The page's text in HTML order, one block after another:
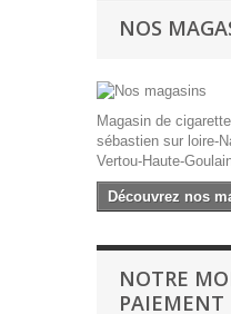
NOS
Magasin de
sébastien sur loire-
Vertou-Haute-
Découvrez nos
NOTRE
PAIEMENT